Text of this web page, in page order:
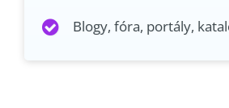
Blogy, fóra, portály,